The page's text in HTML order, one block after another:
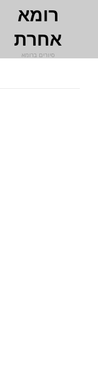
רומא
אחרת
סיורים ברומא